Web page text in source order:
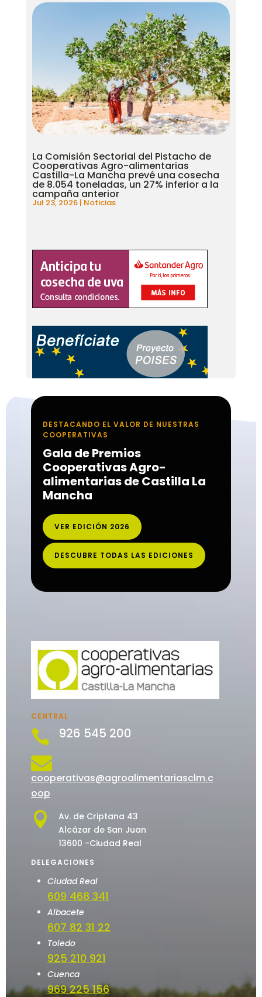
La Comisión Sectorial del Pistacho de
Cooperativas Agro-alimentarias
Castilla-La Mancha prevé una cosecha
de 8.054 toneladas, un 27% inferior a la
campaña anterior
Jul 23, 2026| Noticias
DESTACANDO EL VALOR DE NUESTRAS
COOPERATIVAS
Gala de Premios
Cooperativas Agro-
alimentarias de Castilla La
Mancha
VER EDICIÓN 2026
DESCUBRE TODAS LAS EDICIONES
CENTRAL
 926 545 200

cooperativas@agroalimentariasclm.c
oop

Av. de Criptana 43
Alcázar de San Juan
13600 -Ciudad Real
DELEGACIONES
Ciudad Real
609 468 341
Albacete
607 82 31 22
Toledo
925 210 921
Cuenca
969 225 156